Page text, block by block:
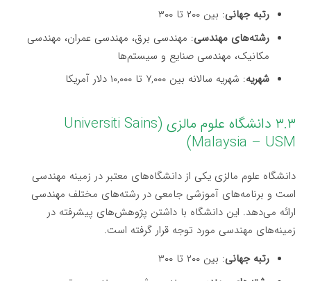
رتبه جهانی: بین ۲۰۰ تا ۳۰۰
رشته‌های مهندسی: مهندسی برق، مهندسی عمران، مهندسی
مکانیک، مهندسی صنایع و سیستم‌ها
شهریه: شهریه سالانه بین ۷,۰۰۰ تا ۱۰,۰۰۰ دلار آمریکا
۳.۳ دانشگاه علوم مالزی (Universiti Sains
Malaysia – USM)
دانشگاه علوم مالزی یکی از دانشگاه‌های معتبر در زمینه مهندسی
است و برنامه‌های آموزشی جامعی در رشته‌های مختلف مهندسی
ارائه می‌دهد. این دانشگاه با داشتن پژوهش‌های پیشرفته در
زمینه‌های مهندسی مورد توجه قرار گرفته است.
رتبه جهانی: بین ۲۰۰ تا ۳۰۰